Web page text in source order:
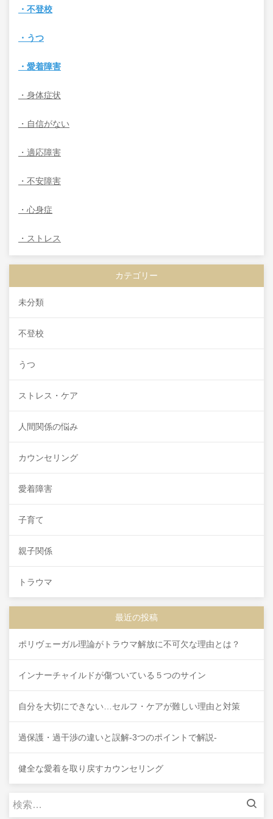
・不登校
・うつ
・愛着障害
・身体症状
・自信がない
・適応障害
・不安障害
・心身症
・ストレス
カテゴリー
未分類
不登校
うつ
ストレス・ケア
人間関係の悩み
カウンセリング
愛着障害
子育て
親子関係
トラウマ
最近の投稿
ポリヴェーガル理論がトラウマ解放に不可欠な理由とは？
インナーチャイルドが傷ついている５つのサイン
自分を大切にできない…セルフ・ケアが難しい理由と対策
過保護・過干渉の違いと誤解-3つのポイントで解説-
健全な愛着を取り戻すカウンセリング
検